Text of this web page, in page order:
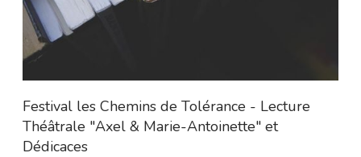
Festival les Chemins de Tolérance - Lecture
Théâtrale "Axel & Marie-Antoinette" et
Dédicaces